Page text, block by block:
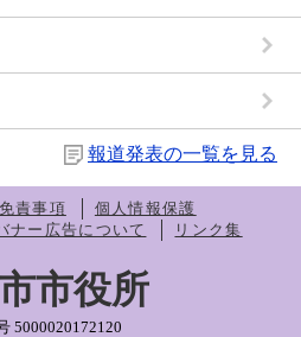
報道発表の一覧を見る
責事項
個人情報保護
ナー広告について リンク集
市役所
5000020172120